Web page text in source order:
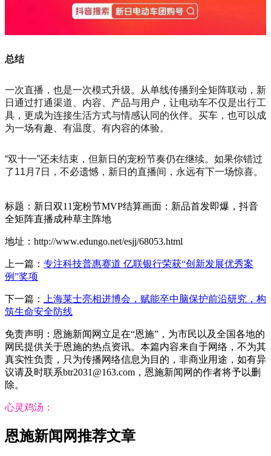
总结
一次直播，也是一次模式升级。从单线传播到全矩阵联动，新
日通过打通渠道、内容、产品与用户，让电动车不仅是出行工
具，更成为连接生活方式与情感认同的伙伴。买车，也可以成
为一场有趣、有温度、有内容的体验。
“双十一”还未结束，但新日的宠粉节奏仍在继续。如果你错过
了11月7日，不必遗憾，新日的直播间，永远有下一场惊喜。
标题：新日双11宠粉节MVP结算画面：新品首发即爆，抖音
全矩阵直播成种草主阵地
地址：http://www.edungo.net/esjj/68053.html
上一篇： 专注科技普惠赛道 亿联银行荣获“创新发展优秀案
例”奖项
下一篇：
上海莱士亮相进博会，赋能卒中脑保护前沿研究，构
筑生命安全防线
免责声明：恩施新闻网立足在“恩施”，为市民以及全国各地的
网民提供关于恩施的热点资讯。本篇内容来自于网络，不为其
真实性负责，只为传播网络信息为目的，非商业用途，如有异
议请及时联系btr2031@163.com，恩施新闻网的作者将予以删
除。
心灵鸡汤：
恩施新闻网推荐文章